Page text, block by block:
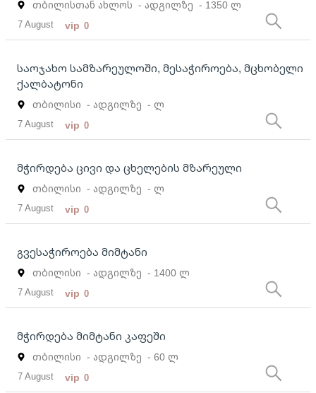
თბილისთან ახლოს - ადგილზე - 1350 ლ
7 August vip 0
საოჯახო სამზარეულოში, მესაჭიროება, მცხობელი
ქალბატონი
თბილისი - ადგილზე - ლ
7 August vip 0
მჭირდება ცივი და ცხელების მზარეული
თბილისი - ადგილზე - ლ
7 August vip 0
გვესაჭიროება მიმტანი
თბილისი - ადგილზე - 1400 ლ
7 August vip 0
მჭირდება მიმტანი კაფეში
თბილისი - ადგილზე - 60 ლ
7 August vip 0